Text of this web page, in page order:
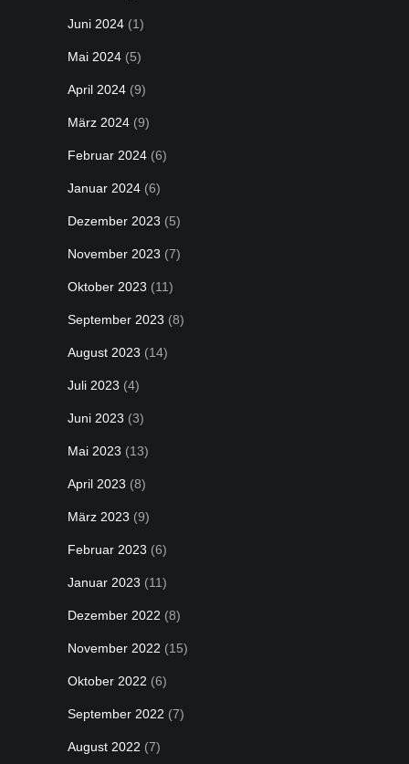
Juni 2024 (1)
Mai 2024 (5)
April 2024 (9)
März 2024 (9)
Februar 2024 (6)
Januar 2024 (6)
Dezember 2023 (5)
November 2023 (7)
Oktober 2023 (11)
September 2023 (8)
August 2023 (14)
Juli 2023 (4)
Juni 2023 (3)
Mai 2023 (13)
April 2023 (8)
März 2023 (9)
Februar 2023 (6)
Januar 2023 (11)
Dezember 2022 (8)
November 2022 (15)
Oktober 2022 (6)
September 2022 (7)
August 2022 (7)